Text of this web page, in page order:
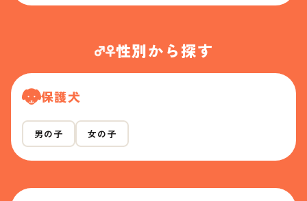
性別から探す
保護犬
男の子 女の子